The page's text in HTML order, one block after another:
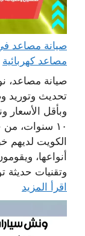
مصاعد كهربائية
صيانة مصاعد،
تحديث وتوريد
وبأقل
١٠ سنوات،
الكويت لديهم
أنواعها،
وتقنيات حديثة
اقرأ المزيد